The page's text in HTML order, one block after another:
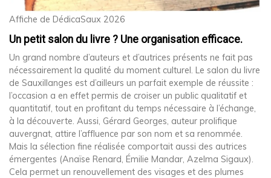
Affiche de DédicaSaux 2026
Un petit salon du livre ? Une organisation efficace.
Un grand nombre d’auteurs et d’autrices présents ne fait pas
nécessairement la qualité du moment culturel. Le salon du livre
de Sauxillanges est d’ailleurs un parfait exemple de réussite :
l’occasion a en effet permis de croiser un public qualitatif et
quantitatif, tout en profitant du temps nécessaire à l’échange,
à la découverte. Aussi, Gérard Georges, auteur prolifique
auvergnat, attire l’affluence par son nom et sa renommée.
Mais la sélection fine réalisée comportait aussi des autrices
émergentes (Anaïse Renard, Émilie Mandar, Azelma Sigaux).
Cela permet un renouvellement des visages et des plumes